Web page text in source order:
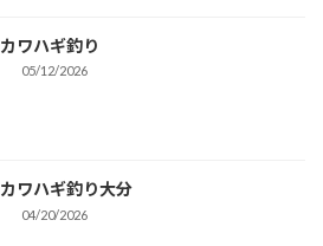
カワハギ釣り
05/12/2026
カワハギ釣り大分
04/20/2026